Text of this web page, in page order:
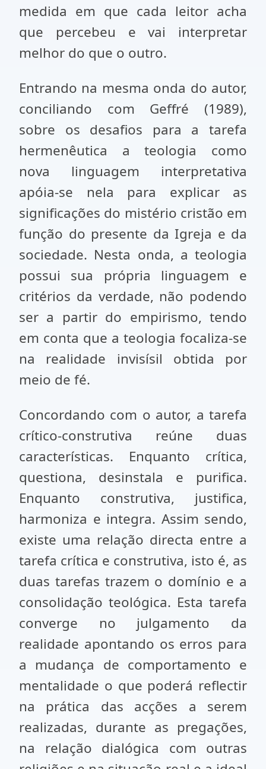
medida em que cada leitor acha
que percebeu e vai interpretar
melhor do que o outro.
Entrando na mesma onda do autor,
conciliando com Geffré (1989),
sobre os desafios para a tarefa
hermenêutica a teologia como
nova linguagem interpretativa
apóia-se nela para explicar as
significações do mistério cristão em
função do presente da Igreja e da
sociedade. Nesta onda, a teologia
possui sua própria linguagem e
critérios da verdade, não podendo
ser a partir do empirismo, tendo
em conta que a teologia focaliza-se
na realidade invisísil obtida por
meio de fé.
Concordando com o autor, a tarefa
crítico-construtiva reúne duas
características. Enquanto crítica,
questiona, desinstala e purifica.
Enquanto construtiva, justifica,
harmoniza e integra. Assim sendo,
existe uma relação directa entre a
tarefa crítica e construtiva, isto é, as
duas tarefas trazem o domínio e a
consolidação teológica. Esta tarefa
converge no julgamento da
realidade apontando os erros para
a mudança de comportamento e
mentalidade o que poderá reflectir
na prática das acções a serem
realizadas, durante as pregações,
na relação dialógica com outras